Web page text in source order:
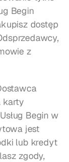
Begin
dostęp
z
karty
Begin w
jest
lub kredyt
zgody,